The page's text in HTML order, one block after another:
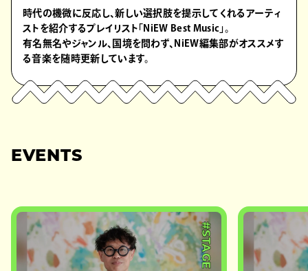
時代の機微に反応し、新しい選択肢を提示してくれるアーティ
ストを紹介するプレイリスト「NiEW Best Music」。
有名無名やジャンル、国境を問わず、NiEW編集部がオススメす
る音楽を随時更新しています。
EVENTS
#STAGE